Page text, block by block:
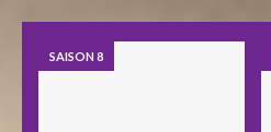
SAISON 8